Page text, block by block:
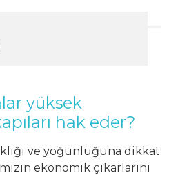
yüksek
hak eder?
ve yoğunluğuna dikkat
ekonomik çıkarlarını